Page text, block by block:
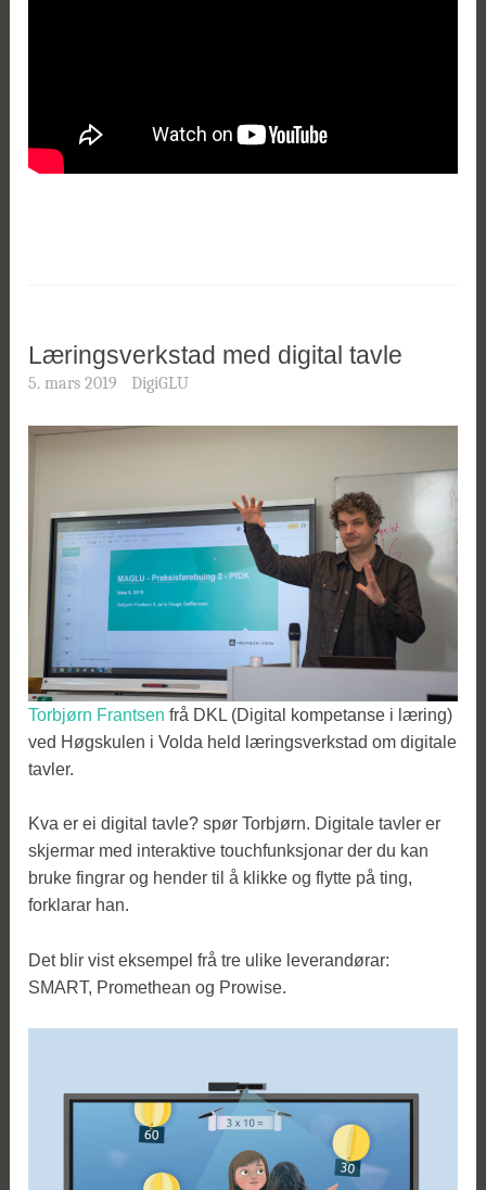
Læringsverkstad med digital tavle
5. mars 2019 DigiGLU
Torbjørn Frantsen frå DKL (Digital kompetanse i læring)
ved Høgskulen i Volda held læringsverkstad om digitale
tavler.
Kva er ei digital tavle? spør Torbjørn. Digitale tavler er
skjermar med interaktive touchfunksjonar der du kan
bruke fingrar og hender til å klikke og flytte på ting,
forklarar han.
Det blir vist eksempel frå tre ulike leverandørar:
SMART, Promethean og Prowise.